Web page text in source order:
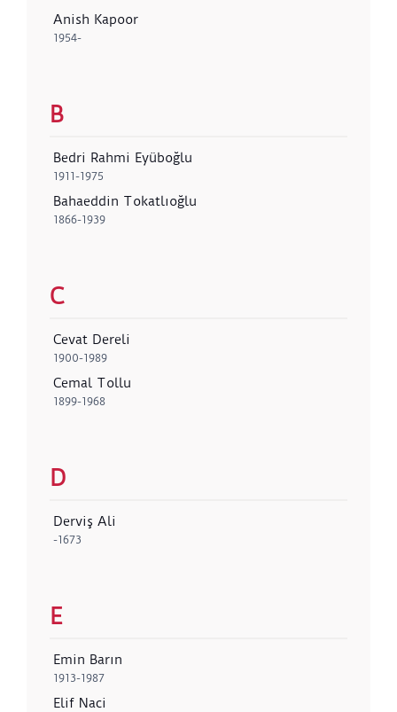
Anish Kapoor
1954-
B
Bedri Rahmi Eyüboğlu
1911-1975
Bahaeddin Tokatlıoğlu
1866-1939
C
Cevat Dereli
1900-1989
Cemal Tollu
1899-1968
D
Derviş Ali
-1673
E
Emin Barın
1913-1987
Elif Naci